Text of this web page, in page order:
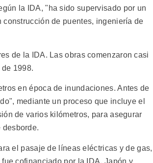
la IDA, "ha sido supervisado por un
de puentes, ingeniería de
de la IDA. Las obras comenzaron casi
1998.
en época de inundaciones. Antes de
mediante un proceso que incluye el
de varios kilómetros, para asegurar
el pasaje de líneas eléctricas y de gas,
cofinanciado por la IDA, Japón y